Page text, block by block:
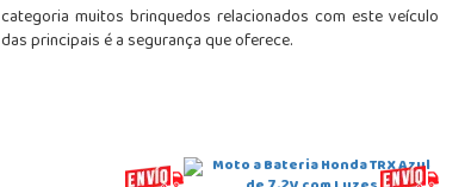
muitos brinquedos relacionados com este veículo
principais é a segurança que oferece.